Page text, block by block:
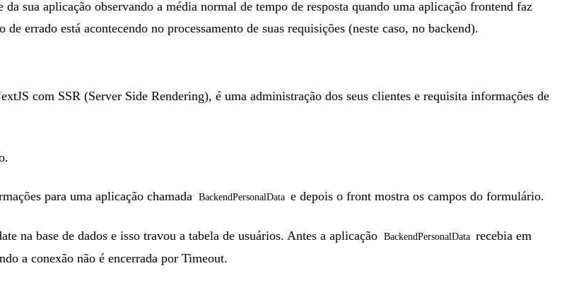
sua aplicação observando a média normal de tempo de resposta quando uma aplicação frontend faz
errado está acontecendo no processamento de suas requisições (neste caso, no backend).
com SSR (Server Side Rendering), é uma administração dos seus clientes e requisita informações de
para uma aplicação chamada BackendPersonalData e depois o front mostra os campos do formulário.
na base de dados e isso travou a tabela de usuários. Antes a aplicação BackendPersonalData recebia em
a conexão não é encerrada por Timeout.